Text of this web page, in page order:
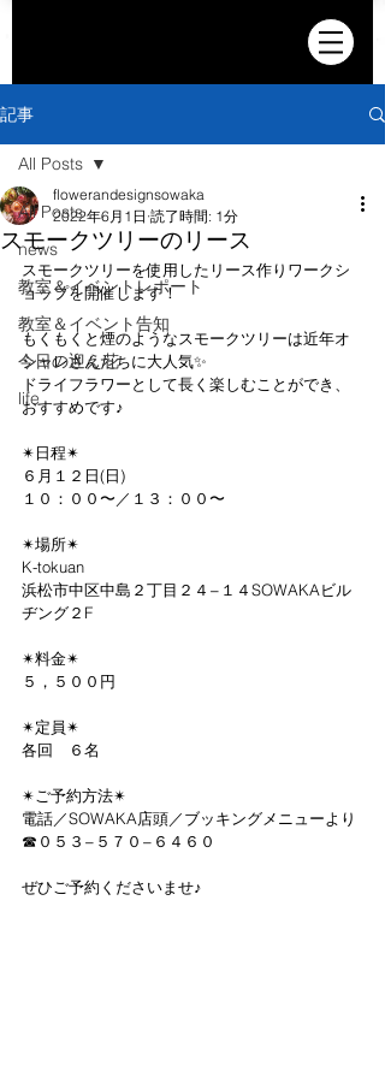
記事
All Posts
news
教室＆イベントレポート
教室＆イベント告知
今日の迎え花
life
All Posts
スモークツリーのリース
flowerandesignsowaka
2022年6月1日 読了時間: 1分
スモークツリーを使用したリース作りワークシ
ョップを開催します！
もくもくと煙のようなスモークツリーは近年オ
シャレさんたちに大人気✨
ドライフラワーとして長く楽しむことができ、
おすすめです♪
✴︎日程✴︎
６月１２日(日)
１０：００〜／１３：００〜
✴︎場所✴︎
K-tokuan
浜松市中区中島２丁目２４−１４SOWAKAビル
ヂング２F
✴︎料金✴︎
５，５００円
✴︎定員✴︎
各回　６名
✴︎ご予約方法✴︎
電話／SOWAKA店頭／ブッキングメニューより
☎︎０５３−５７０−６４６０
ぜひご予約くださいませ♪